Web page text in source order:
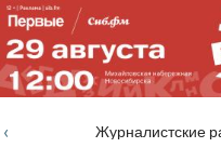
Журналистские
‹